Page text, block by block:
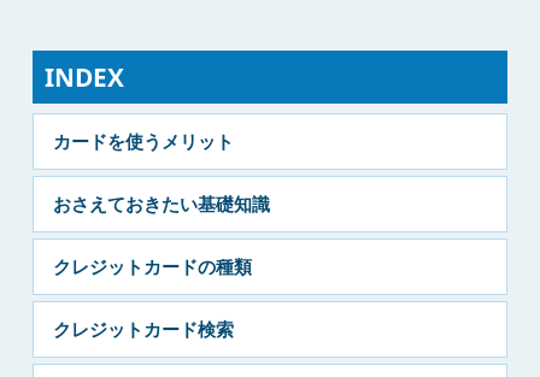
INDEX
カードを使うメリット
おさえておきたい基礎知識
クレジットカードの種類
クレジットカード検索